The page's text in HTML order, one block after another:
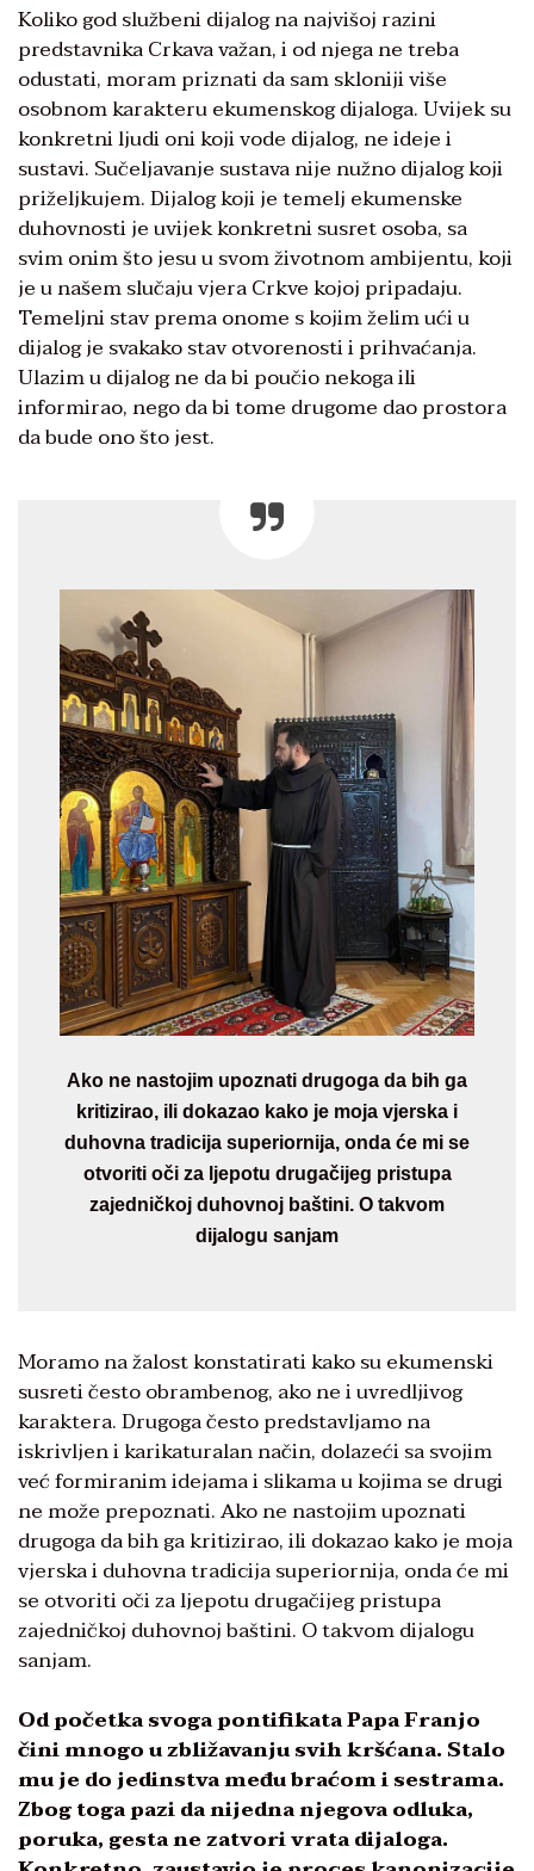
Koliko god službeni dijalog na najvišoj razini
predstavnika Crkava važan, i od njega ne treba
odustati, moram priznati da sam skloniji više
osobnom karakteru ekumenskog dijaloga. Uvijek su
konkretni ljudi oni koji vode dijalog, ne ideje i
sustavi. Sučeljavanje sustava nije nužno dijalog koji
priželjkujem. Dijalog koji je temelj ekumenske
duhovnosti je uvijek konkretni susret osoba, sa
svim onim što jesu u svom životnom ambijentu, koji
je u našem slučaju vjera Crkve kojoj pripadaju.
Temeljni stav prema onome s kojim želim ući u
dijalog je svakako stav otvorenosti i prihvaćanja.
Ulazim u dijalog ne da bi poučio nekoga ili
informirao, nego da bi tome drugome dao prostora
da bude ono što jest.
Ako ne nastojim upoznati drugoga da bih ga
kritizirao, ili dokazao kako je moja vjerska i
duhovna tradicija superiornija, onda će mi se
otvoriti oči za ljepotu drugačijeg pristupa
zajedničkoj duhovnoj baštini. O takvom
dijalogu sanjam
Moramo na žalost konstatirati kako su ekumenski
susreti često obrambenog, ako ne i uvredljivog
karaktera. Drugoga često predstavljamo na
iskrivljen i karikaturalan način, dolazeći sa svojim
već formiranim idejama i slikama u kojima se drugi
ne može prepoznati. Ako ne nastojim upoznati
drugoga da bih ga kritizirao, ili dokazao kako je moja
vjerska i duhovna tradicija superiornija, onda će mi
se otvoriti oči za ljepotu drugačijeg pristupa
zajedničkoj duhovnoj baštini. O takvom dijalogu
sanjam.
Od početka svoga pontifikata Papa Franjo
čini mnogo u zbližavanju svih kršćana. Stalo
mu je do jedinstva među braćom i sestrama.
Zbog toga pazi da nijedna njegova odluka,
poruka, gesta ne zatvori vrata dijaloga.